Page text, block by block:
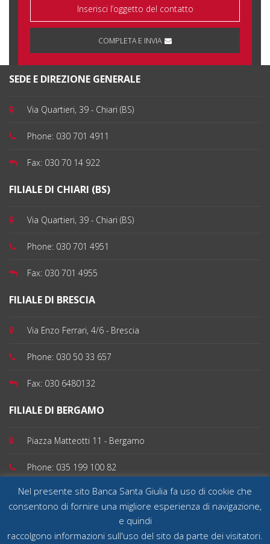
COMPLETA E INVIA
SEDE E DIREZIONE GENERALE
Via Quartieri, 39 - Chiari (BS)
Phone: 030 701 4911
Fax: 030 70 14 922
FILIALE DI CHIARI (BS)
Via Quartieri, 39 - Chiari (BS)
Phone: 030 701 4951
Fax: 030 701 4955
FILIALE DI BRESCIA
Via Enzo Ferrari, 4/6 - Brescia
Phone: 030 50 33 657
Fax: 030 6480132
FILIALE DI BERGAMO
Piazza Matteotti 11 - Bergamo
Phone: 035 199 100 82
Banca Santa Giulia SpA - Sede Legale 25032 Chiari (Brescia), Via Quartieri 39 - Capitale
sociale deliberato e versato € 30.000.000,00 - Tel 030 70 14 911 Fax 030 70 14 922 Cod.
Fisc. e n. Iscrizione Registro Imprese di Brescia 01994680179 - Partita Iva 00670100981 -
Nel presente sito Banca Santa Giulia fa uso di cookie che
consentono di fornire una migliore esperienza di navigazione,
e quindi
raccolgono informazioni sull'uso del sito da parte dei visitatori.